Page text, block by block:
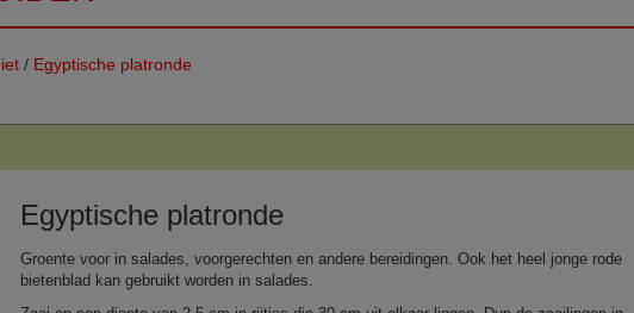
/ Egyptische platronde
Egyptische platronde
Groente voor in salades, voorgerechten en andere bereidingen. Ook het heel jonge rode
bietenblad kan gebruikt worden in salades.